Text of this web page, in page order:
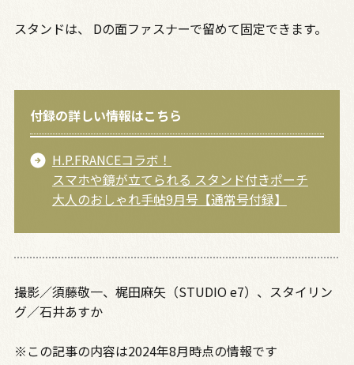
スタンドは、 Dの面ファスナーで留めて固定できます。
付録の詳しい情報はこちら
H.P.FRANCEコラボ！
スマホや鏡が立てられる スタンド付きポーチ
大人のおしゃれ手帖9月号【通常号付録】
撮影／須藤敬一、梶田麻矢（STUDIO e7）、スタイリン
グ／石井あすか
※この記事の内容は2024年8月時点の情報です